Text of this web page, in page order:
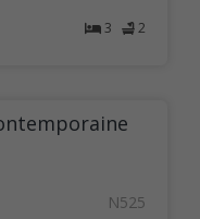
3 2
N525